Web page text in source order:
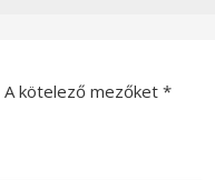
A kötelező mezőket *